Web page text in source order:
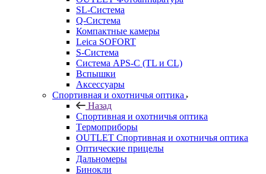
SL-Система
Q-Cистема
Компактные камеры
Leica SOFORT
S-Система
Система APS-C (TL и CL)
Вспышки
Аксессуары
Спортивная и охотничья оптика
Назад
Спортивная и охотничья оптика
Tермоприборы
OUTLET Спортивная и охотничья оптика
Оптические прицелы
Дальномеры
Бинокли